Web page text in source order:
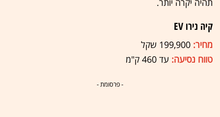
תהיה יקרה יותר.
קיה נירו EV
מחיר: 199,900 שקל
טווח נסיעה: עד 460 ק"מ
- פרסומת -